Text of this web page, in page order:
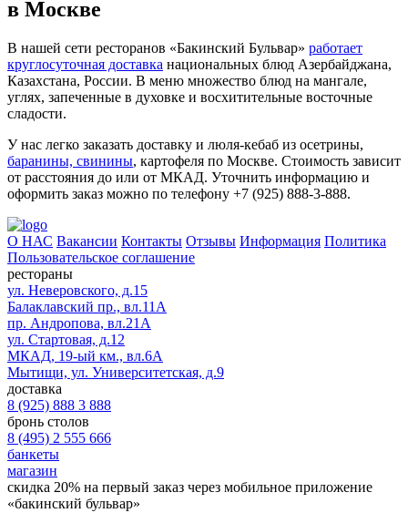
в Москве
В нашей сети ресторанов «Бакинский Бульвар» работает
круглосуточная доставка национальных блюд Азербайджана,
Казахстана, России. В меню множество блюд на мангале,
углях, запеченные в духовке и восхитительные восточные
сладости.
У нас легко заказать доставку и люля-кебаб из осетрины,
баранины, свинины, картофеля по Москве. Стоимость зависит
от расстояния до или от МКАД. Уточнить информацию и
оформить заказ можно по телефону +7 (925) 888-3-888.
О НАС Вакансии Контакты Отзывы Информация Политика
Пользовательское соглашение
рестораны
ул. Неверовского, д.15
Балаклавский пр., вл.11А
пр. Андропова, вл.21А
ул. Стартовая, д.12
МКАД, 19-ый км., вл.6А
Мытищи, ул. Университетская, д.9
доставка
8 (925) 888 3 888
бронь столов
8 (495) 2 555 666
банкеты
магазин
скидка 20% на первый заказ через мобильное приложение
«бакинский бульвар»